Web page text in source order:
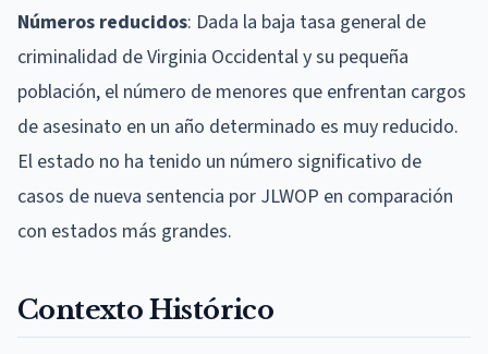
Números reducidos: Dada la baja tasa general de
criminalidad de Virginia Occidental y su pequeña
población, el número de menores que enfrentan cargos
de asesinato en un año determinado es muy reducido.
El estado no ha tenido un número significativo de
casos de nueva sentencia por JLWOP en comparación
con estados más grandes.
Contexto Histórico